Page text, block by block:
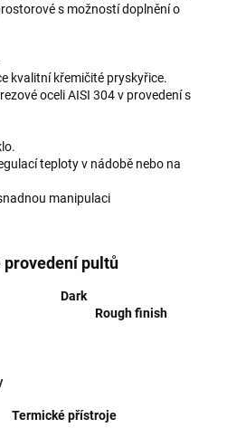
s možností doplnění o
kvalitní křemičité pryskyřice.
oceli AISI 304 v provedení s
teploty v nádobě nebo na
manipulaci
provedení pultů
Dark
finish
Termické přístroje